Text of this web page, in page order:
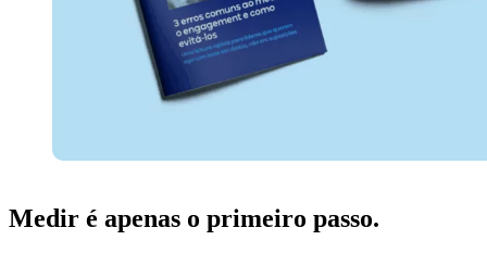
Medir é apenas o primeiro passo.